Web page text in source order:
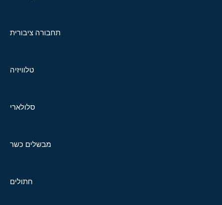
תחבורה ציבורית
טלוויזיה
סלולארי
מבשלים כשר
חתולים